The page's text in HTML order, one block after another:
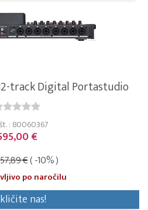
track Digital Portastudio
: 80060367
€
€( -10% )
po naročilu
nas!